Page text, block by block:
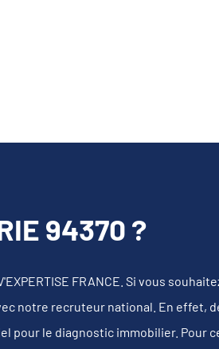
94370 ?
FRANCE. Si vous
notre recruteur national. En effet,
pour le diagnostic immobilier. Pour